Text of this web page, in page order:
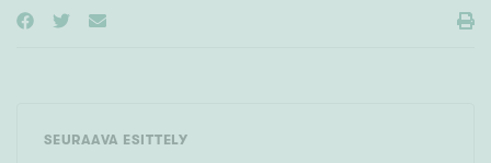
SEURAAVA ESITTELY